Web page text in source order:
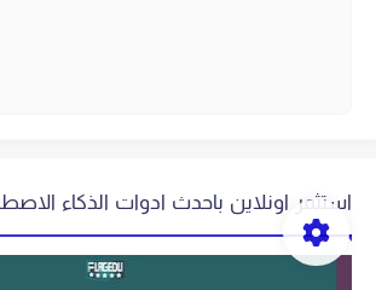
استثمر اونلاين باحدث ادوات الذكاء